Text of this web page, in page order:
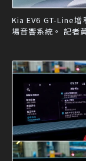
Kia EV6 GT-Line
場音響系統。 記者